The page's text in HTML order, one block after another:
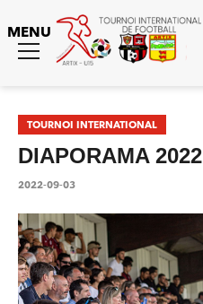
MENU
Toggle
TOURNOI INTERNATIONAL
DIAPORAMA 2022
2022-09-03